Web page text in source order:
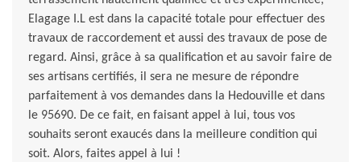
Elagage I.L est dans la capacité totale pour effectuer des
travaux de raccordement et aussi des travaux de pose de
regard. Ainsi, grâce à sa qualification et au savoir faire de
ses artisans certifiés, il sera ne mesure de répondre
parfaitement à vos demandes dans la Hedouville et dans
le 95690. De ce fait, en faisant appel à lui, tous vos
souhaits seront exaucés dans la meilleure condition qui
soit. Alors, faites appel à lui !